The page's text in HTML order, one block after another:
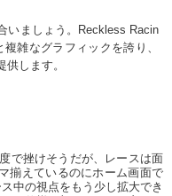
いましょう。Reckless Racin
雑なグラフィックを誇り、
します。
で挫けそうだが、レースは面
揃えているのにホーム画面で
中の視点をもう少し拡大でき